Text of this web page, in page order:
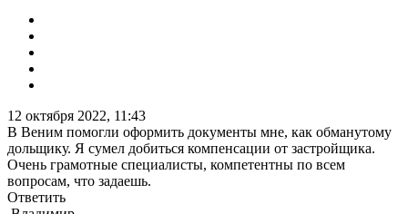
12 октября 2022, 11:43
В Веним помогли оформить документы мне, как обманутому
дольщику. Я сумел добиться компенсации от застройщика.
Очень грамотные специалисты, компетентны по всем
вопросам, что задаешь.
Ответить